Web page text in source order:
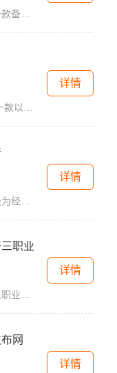
详情
详情
职业
详情
网
详情